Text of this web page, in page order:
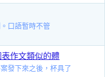
口語暫時不管
作文類似的體
發下來之後，杯具了